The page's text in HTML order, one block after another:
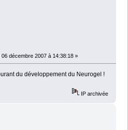
06 décembre 2007 à 14:38:18 »
du développement du Neurogel !
IP archivée